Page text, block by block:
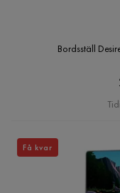
Bordsställ
Få kvar